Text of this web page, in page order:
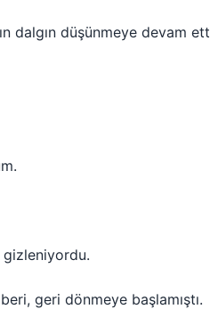
dalgın düşünmeye devam
geri dönmeye başlamıştı.